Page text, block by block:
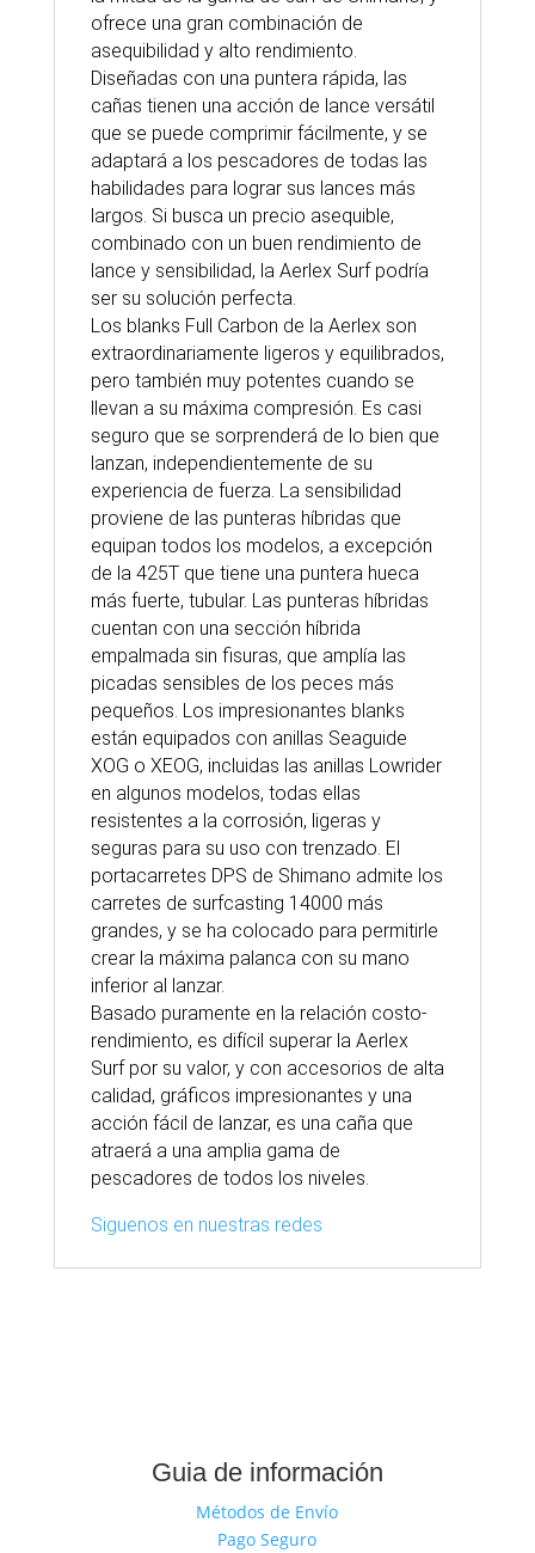
ofrece una gran combinación de
asequibilidad y alto rendimiento.
Diseñadas con una puntera rápida, las
cañas tienen una acción de lance versátil
que se puede comprimir fácilmente, y se
adaptará a los pescadores de todas las
habilidades para lograr sus lances más
largos. Si busca un precio asequible,
combinado con un buen rendimiento de
lance y sensibilidad, la Aerlex Surf podría
ser su solución perfecta.
Los blanks Full Carbon de la Aerlex son
extraordinariamente ligeros y equilibrados,
pero también muy potentes cuando se
llevan a su máxima compresión. Es casi
seguro que se sorprenderá de lo bien que
lanzan, independientemente de su
experiencia de fuerza. La sensibilidad
proviene de las punteras híbridas que
equipan todos los modelos, a excepción
de la 425T que tiene una puntera hueca
más fuerte, tubular. Las punteras híbridas
cuentan con una sección híbrida
empalmada sin fisuras, que amplía las
picadas sensibles de los peces más
pequeños. Los impresionantes blanks
están equipados con anillas Seaguide
XOG o XEOG, incluidas las anillas Lowrider
en algunos modelos, todas ellas
resistentes a la corrosión, ligeras y
seguras para su uso con trenzado. El
portacarretes DPS de Shimano admite los
carretes de surfcasting 14000 más
grandes, y se ha colocado para permitirle
crear la máxima palanca con su mano
inferior al lanzar.
Basado puramente en la relación costo-
rendimiento, es difícil superar la Aerlex
Surf por su valor, y con accesorios de alta
calidad, gráficos impresionantes y una
acción fácil de lanzar, es una caña que
atraerá a una amplia gama de
pescadores de todos los niveles.
Siguenos en nuestras redes
Guia de información
Métodos de Envío
Pago Seguro